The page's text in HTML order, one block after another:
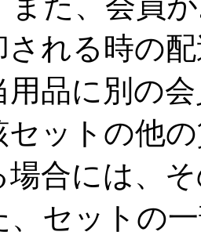
される時の
用品に別の
セットの他
場合には、
、セットの